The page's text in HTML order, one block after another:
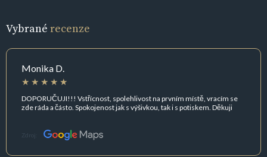
Vybrané recenze
Monika D.
DOPORUČUJI!!! Vstřícnost, spolehlivost na prvním místě, vracím se
zde ráda a částo. Spokojenost jak s výšivkou, tak i s potiskem. Děkuji
Zdroj: